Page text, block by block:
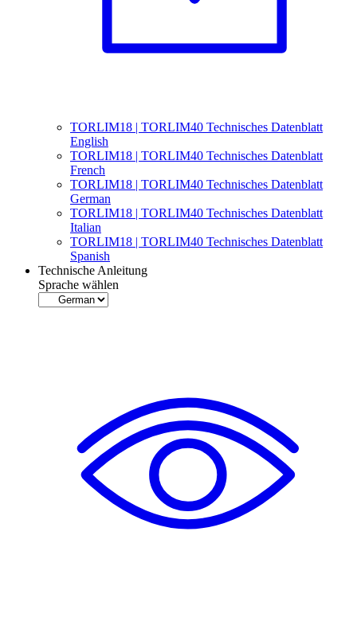
TORLIM18 | TORLIM40 Technisches Datenblatt
English
TORLIM18 | TORLIM40 Technisches Datenblatt
French
TORLIM18 | TORLIM40 Technisches Datenblatt
German
TORLIM18 | TORLIM40 Technisches Datenblatt
Italian
TORLIM18 | TORLIM40 Technisches Datenblatt
Spanish
Technische Anleitung
Sprache wählen